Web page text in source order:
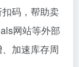
码，帮助卖
网站等外部
加速库存周